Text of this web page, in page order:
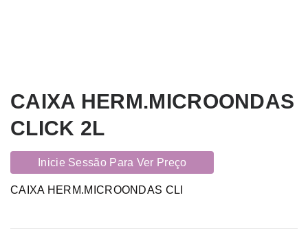
CAIXA HERM.MICROONDAS
CLICK 2L
Inicie Sessão Para Ver Preço
CAIXA HERM.MICROONDAS CLI